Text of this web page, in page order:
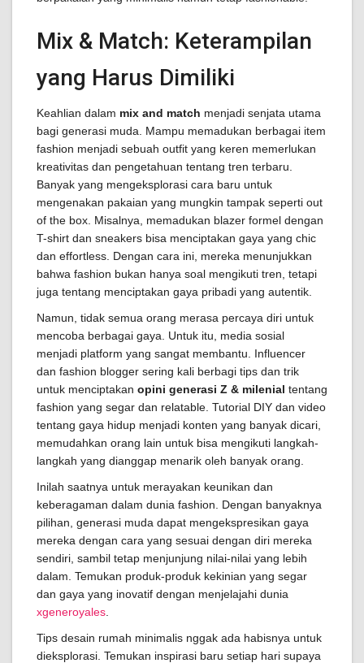
Mix & Match: Keterampilan
yang Harus Dimiliki
Keahlian dalam mix and match menjadi senjata utama
bagi generasi muda. Mampu memadukan berbagai item
fashion menjadi sebuah outfit yang keren memerlukan
kreativitas dan pengetahuan tentang tren terbaru.
Banyak yang mengeksplorasi cara baru untuk
mengenakan pakaian yang mungkin tampak seperti out
of the box. Misalnya, memadukan blazer formel dengan
T-shirt dan sneakers bisa menciptakan gaya yang chic
dan effortless. Dengan cara ini, mereka menunjukkan
bahwa fashion bukan hanya soal mengikuti tren, tetapi
juga tentang menciptakan gaya pribadi yang autentik.
Namun, tidak semua orang merasa percaya diri untuk
mencoba berbagai gaya. Untuk itu, media sosial
menjadi platform yang sangat membantu. Influencer
dan fashion blogger sering kali berbagi tips dan trik
untuk menciptakan opini generasi Z & milenial tentang
fashion yang segar dan relatable. Tutorial DIY dan video
tentang gaya hidup menjadi konten yang banyak dicari,
memudahkan orang lain untuk bisa mengikuti langkah-
langkah yang dianggap menarik oleh banyak orang.
Inilah saatnya untuk merayakan keunikan dan
keberagaman dalam dunia fashion. Dengan banyaknya
pilihan, generasi muda dapat mengekspresikan gaya
mereka dengan cara yang sesuai dengan diri mereka
sendiri, sambil tetap menjunjung nilai-nilai yang lebih
dalam. Temukan produk-produk kekinian yang segar
dan gaya yang inovatif dengan menjelajahi dunia
xgeneroyales
Tips desain rumah minimalis nggak ada habisnya untuk
dieksplorasi. Temukan inspirasi baru setiap hari supaya